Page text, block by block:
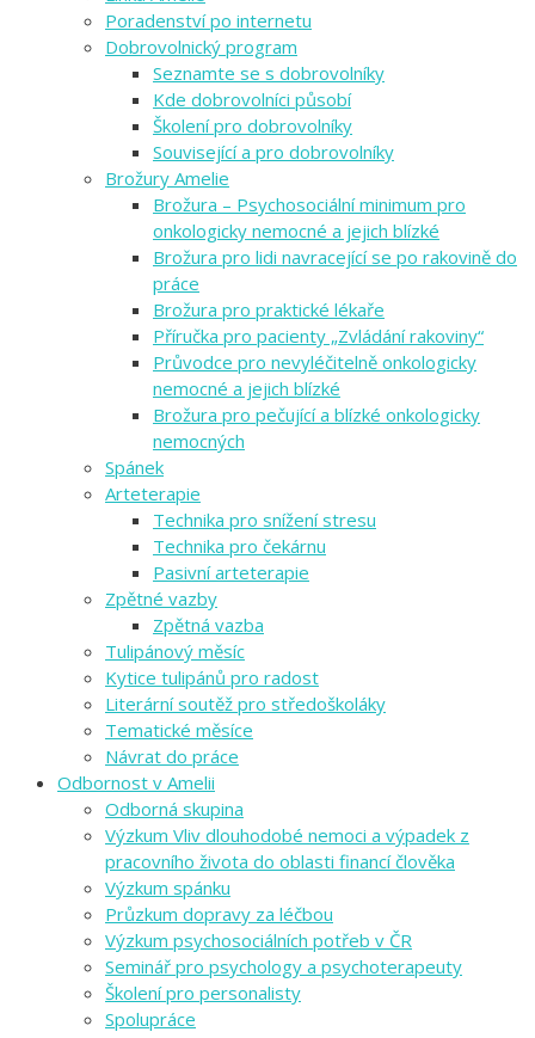
Poradenství po internetu
Dobrovolnický program
Seznamte se s dobrovolníky
Kde dobrovolníci působí
Školení pro dobrovolníky
Související a pro dobrovolníky
Brožury Amelie
Brožura – Psychosociální minimum pro
onkologicky nemocné a jejich blízké
Brožura pro lidi navracející se po rakovině do
práce
Brožura pro praktické lékaře
Příručka pro pacienty „Zvládání rakoviny“
Průvodce pro nevyléčitelně onkologicky
nemocné a jejich blízké
Brožura pro pečující a blízké onkologicky
nemocných
Spánek
Arteterapie
Technika pro snížení stresu
Technika pro čekárnu
Pasivní arteterapie
Zpětné vazby
Zpětná vazba
Tulipánový měsíc
Kytice tulipánů pro radost
Literární soutěž pro středoškoláky
Tematické měsíce
Návrat do práce
Odbornost v Amelii
Odborná skupina
Výzkum Vliv dlouhodobé nemoci a výpadek z
pracovního života do oblasti financí člověka
Výzkum spánku
Průzkum dopravy za léčbou
Výzkum psychosociálních potřeb v ČR
Seminář pro psychology a psychoterapeuty
Školení pro personalisty
Spolupráce